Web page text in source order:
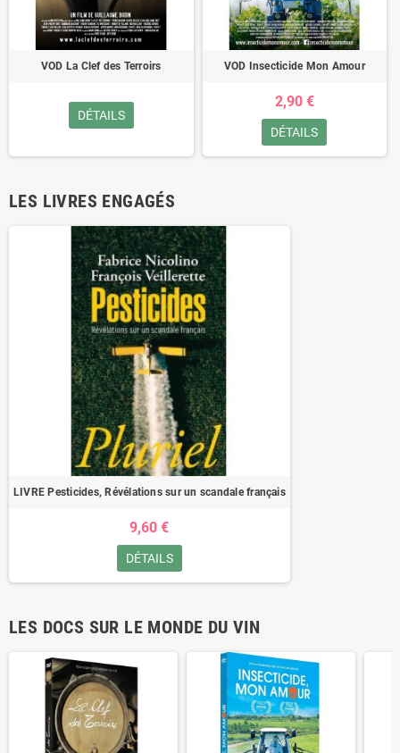
VOD La Clef des Terroirs
DÉTAILS
VOD Insecticide Mon Amour
2,90 €
DÉTAILS
LES LIVRES ENGAGÉS
LIVRE Pesticides, Révélations sur un scandale français
9,60 €
DÉTAILS
LES DOCS SUR LE MONDE DU VIN